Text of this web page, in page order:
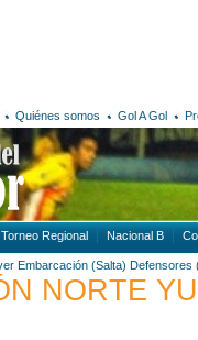
Quiénes somos Gol A Gol
Torneo Regional Nacional B
Embarcación (Salta) Defensores
NORTE